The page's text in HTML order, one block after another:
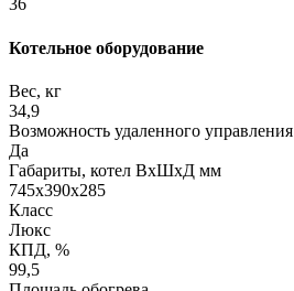
36
Котельное оборудование
Вес, кг
34,9
Возможность удаленного управления
Да
Габариты, котел ВхШхД мм
745х390х285
Класс
Люкс
КПД, %
99,5